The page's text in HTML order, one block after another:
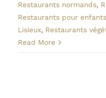
Restaurants normands,
Restaurants pour
Lisieux, Restaurants
Read More